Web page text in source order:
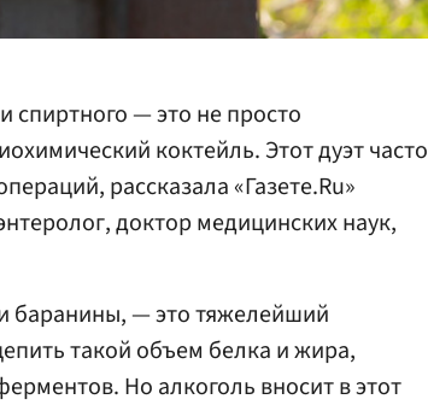
спиртного — это не просто
коктейль. Этот дуэт часто
рассказала «Газете.Ru»
доктор медицинских наук,
баранины, — это тяжелейший
такой объем белка и жира,
Но алкоголь вносит в этот